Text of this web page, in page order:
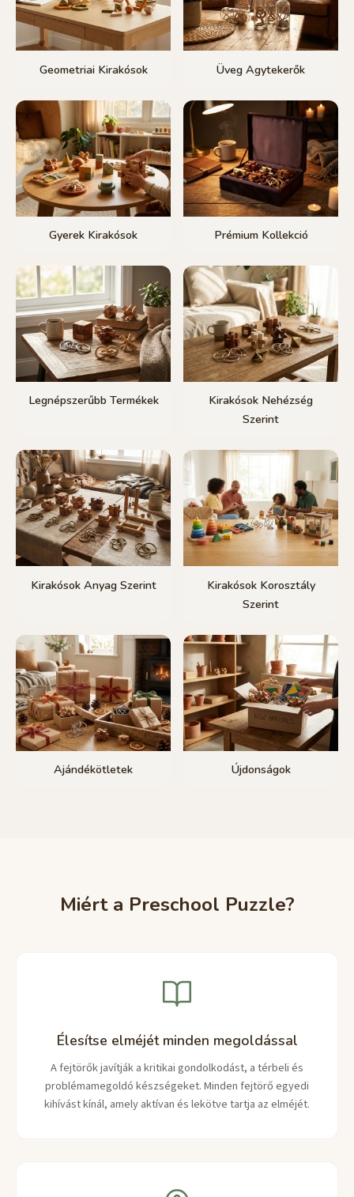
Geometriai Kirakósok Üveg Agytekerők
Gyerek Kirakósok Prémium Kollekció
Legnépszerűbb Termékek
Kirakósok Nehézség
Szerint
Kirakósok Anyag Szerint
Kirakósok Korosztály
Szerint
Ajándékötletek Újdonságok
Miért a Preschool Puzzle?
Élesítse elméjét minden megoldással
A fejtörők javítják a kritikai gondolkodást, a térbeli és
problémamegoldó készségeket. Minden fejtörő egyedi
kihívást kínál, amely aktívan és lekötve tartja az elméjét.